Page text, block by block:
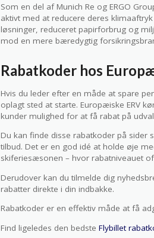
Som en del af Munich Re og ERGO
aktivt med at reducere deres
løsninger, reduceret papirforbrug og
mod en mere bæredygtig
Rabatkoder hos
Hvis du leder efter en måde at spare
oplagt sted at starte. Europæiske ERV
kunder mulighed for at få rabat på
Du kan finde disse rabatkoder på sider
tilbud. Det er en god idé at holde øje
skiferiesæsonen – hvor rabatniveauet
Derudover kan du tilmelde dig
rabatter direkte i din indbakke.
Rabatkoder er en effektiv måde at få
Find ligeledes den bedste Flybillet